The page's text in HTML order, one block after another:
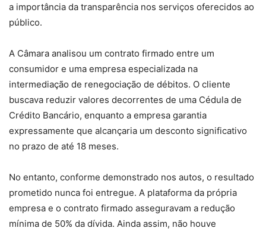
a importância da transparência nos serviços oferecidos ao
público.
A Câmara analisou um contrato firmado entre um
consumidor e uma empresa especializada na
intermediação de renegociação de débitos. O cliente
buscava reduzir valores decorrentes de uma Cédula de
Crédito Bancário, enquanto a empresa garantia
expressamente que alcançaria um desconto significativo
no prazo de até 18 meses.
No entanto, conforme demonstrado nos autos, o resultado
prometido nunca foi entregue. A plataforma da própria
empresa e o contrato firmado asseguravam a redução
mínima de 50% da dívida. Ainda assim, não houve